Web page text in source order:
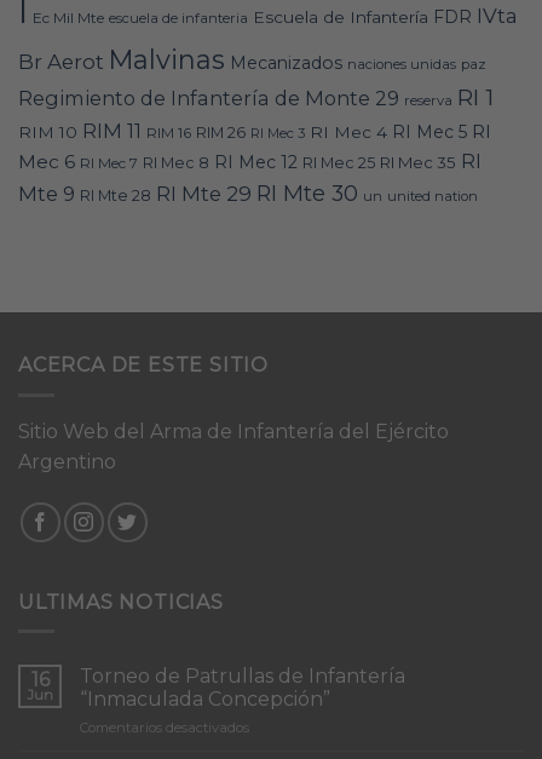
I Ec Mil Mte escuela de infanteria Escuela de Infantería FDR IVta
Br Aerot Malvinas Mecanizados naciones unidas paz
Regimiento de Infantería de Monte 29 reserva RI 1
RIM 10 RIM 11 RIM 16 RIM 26 RI Mec 3 RI Mec 4 RI Mec 5 RI
Mec 6 RI Mec 7 RI Mec 8 RI Mec 12 RI Mec 25 RI Mec 35 RI
Mte 9 RI Mte 28 RI Mte 29 RI Mte 30 un united nation
ACERCA DE ESTE SITIO
Sitio Web del Arma de Infantería del Ejército
Argentino
ULTIMAS NOTICIAS
16
Jun
Torneo de Patrullas de Infantería
“Inmaculada Concepción”
Comentarios desactivadosen